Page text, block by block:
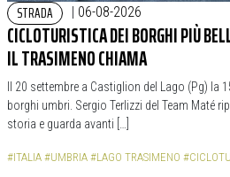
STRADA | 06-08-2026
CICLOTURISTICA DEI BORGHI PIÙ
IL TRASIMENO CHIAMA
Il 20 settembre a Castiglion del Lago (Pg) la
borghi umbri. Sergio Terlizzi del Team Maté
storia e guarda avanti […]
#ITALIA #UMBRIA #LAGO TRASIMENO